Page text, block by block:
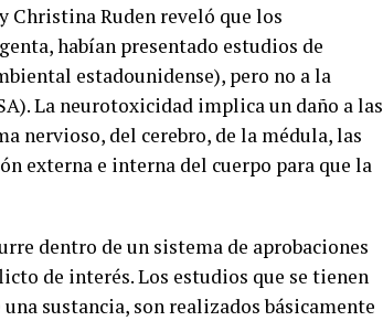
Christina Ruden reveló que los
habían presentado estudios de
estadounidense), pero no a la
La neurotoxicidad implica un daño a las
nervioso, del cerebro, de la médula, las
externa e interna del cuerpo para que la
dentro de un sistema de aprobaciones
de interés. Los estudios que se tienen
sustancia, son realizados básicamente